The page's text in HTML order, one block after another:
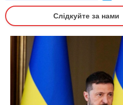
Слідкуйте за нами